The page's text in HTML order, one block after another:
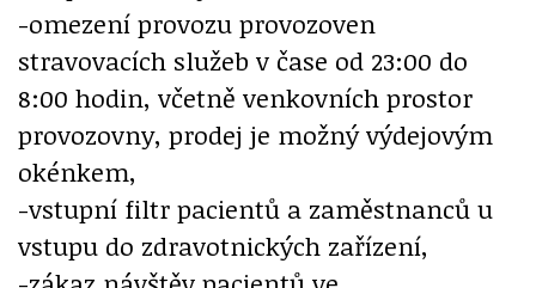
-omezení provozu provozoven
stravovacích služeb v čase od 23:00 do
8:00 hodin, včetně venkovních prostor
provozovny, prodej je možný výdejovým
okénkem,
-vstupní filtr pacientů a zaměstnanců u
vstupu do zdravotnických zařízení,